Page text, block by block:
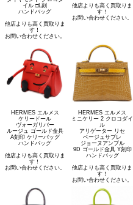
イル □L刻
ハンドバッグ
他店よりも高く買取りま
す！
お問い合わせください。
他店よりも高く買取りま
す！
お問い合わせください。
HERMES エルメス
ケリードール
ヴォーガリバー
ルージュ ゴールド金具
A刻印 ケリーバッグ
ハンドバッグ
他店よりも高く買取りま
す！
お問い合わせください。
HERMES エルメス
ミニケリー 2 クロコダイ
ル
アリゲーター リセ
ベージュサブレ
ジョーヌアンブル
9D ゴールド金具 Y刻印
ハンドバッグ
他店よりも高く買取りま
す！
お問い合わせください。